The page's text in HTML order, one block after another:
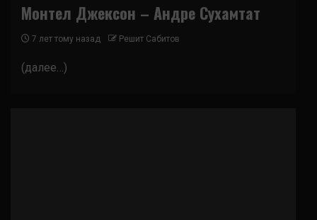
Монтел Джексон – Андре Сухамтат
7 лет тому назад Решит Сабитов
(далее…)